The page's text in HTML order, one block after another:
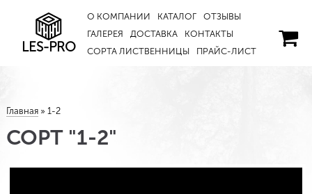
LES-PRO
О КОМПАНИИ КАТАЛОГ
ОТЗЫВЫ
ГАЛЕРЕЯ
ДОСТАВКА
КОНТАКТЫ
СОРТА ЛИСТВЕННИЦЫ
ПРАЙС-ЛИСТ
Главная» 1-2
СОРТ "1-2"